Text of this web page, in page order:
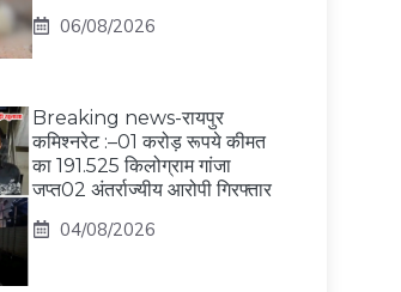
06/08/2026
Breaking news-रायपुर
कमिश्नरेट :–01 करोड़ रूपये कीमत
का 191.525 किलोग्राम गांजा
जप्त02 अंतर्राज्यीय आरोपी गिरफ्तार
04/08/2026